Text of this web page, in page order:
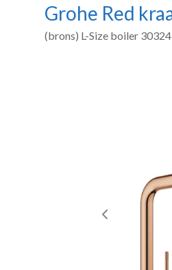
Grohe Red
(brons) L-Size boiler